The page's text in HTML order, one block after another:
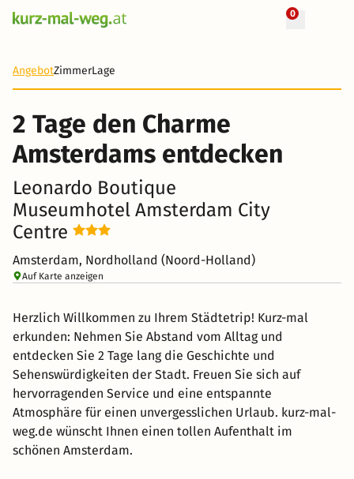
0 + 34 Fotos
AngebotZimmerLage
2 Tage den Charme
Amsterdams entdecken
Leonardo Boutique
Museumhotel Amsterdam City
Centre
Amsterdam, Nordholland (Noord-Holland)
Auf Karte anzeigen
Herzlich Willkommen zu Ihrem Städtetrip! Kurz-mal
erkunden: Nehmen Sie Abstand vom Alltag und
entdecken Sie 2 Tage lang die Geschichte und
Sehenswürdigkeiten der Stadt. Freuen Sie sich auf
hervorragenden Service und eine entspannte
Atmosphäre für einen unvergesslichen Urlaub. kurz-mal-
weg.de wünscht Ihnen einen tollen Aufenthalt im
schönen Amsterdam.